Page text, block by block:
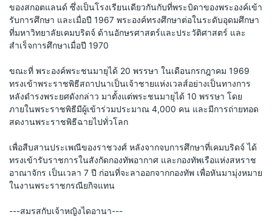
ของสกอตแลนด์ ซึ่งเป็นโรงเรียนเดียวกันกับที่พระบิดาของพระองค์เข้า
รับการศึกษา และเมื่อปี 1967 พระองค์ทรงศึกษาต่อในระดับอุดมศึกษา
ที่มหาวิทยาลัยเคมบริดจ์ ด้านอักษรศาสตร์และประวัติศาสตร์ และ
สำเร็จการศึกษาเมื่อปี 1970
ขณะที่ พระองค์พระชนมายุได้ 20 พรรษา ในเดือนกรกฎาคม 1969
ทรงเข้าพระราชพิธีสถาปนาเป็นเจ้าชายแห่งเวลส์อย่างเป็นทางการ
หลังดำรงพระยศดังกล่าว มาตั้งแต่พระชนมายุได้ 10 พรรษา โดย
ภายในพระราชพิธีมีผู้เข้าร่วมประมาณ 4,000 คน และมีการถ่ายทอด
สดงานพระราชพิธีฉายไปทั่วโลก
เพื่อสืบสานประเพณีของราชวงศ์ หลังจากจบการศึกษาที่เคมบริดจ์ ได้
ทรงเข้ารับราชการในสังกัดกองทัพอากาศ และกองทัพเรือแห่งสหราช
อาณาจักร เป็นเวลา 7 ปี ก่อนที่จะลาออกจากกองทัพ เพื่อหันมามุ่งหมาย
ในงานพระราชกรณียกิจแทน
---สมรสกับเจ้าหญิงไดอานา---